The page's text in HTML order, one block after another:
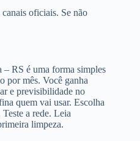
oficiais. Se não
RS é uma forma simples
por mês. Você ganha
e previsibilidade no
quem vai usar. Escolha
a rede. Leia
limpeza.